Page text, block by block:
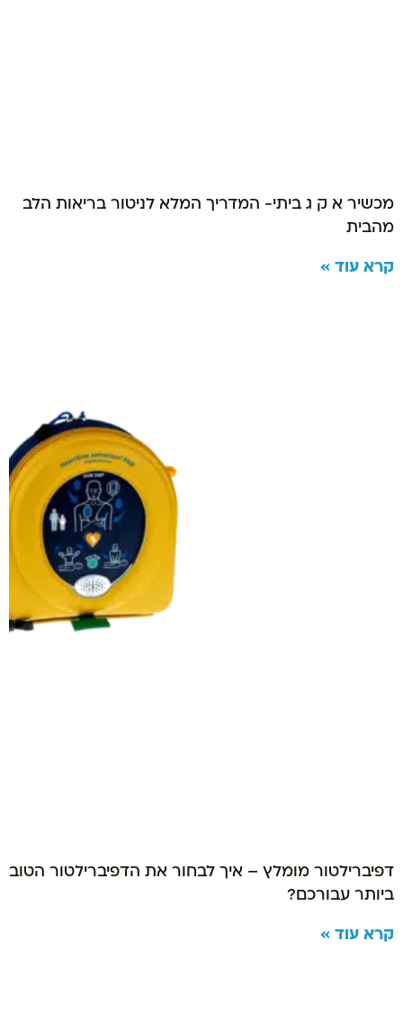
מכשיר א ק ג ביתי- המדריך המלא לניטור בריאות הלב
מהבית
קרא עוד »
דפיברילטור מומלץ – איך לבחור את הדפיברילטור הטוב
ביותר עבורכם?
קרא עוד »